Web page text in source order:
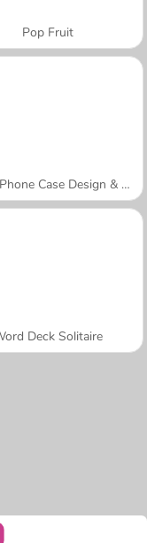
Pop Fruit
Mobile Phone Case Design & DIY
Deck Solitaire